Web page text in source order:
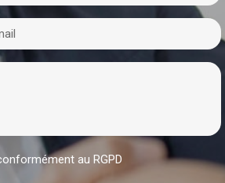
au RGPD